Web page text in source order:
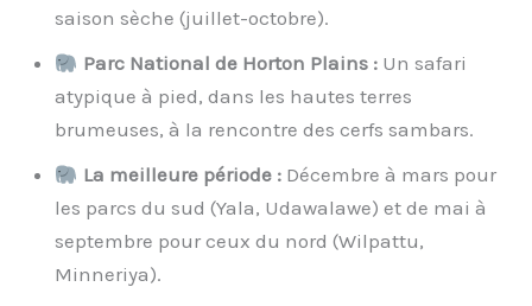
saison sèche (juillet-octobre).
Parc National de Horton Plains :Un safari
atypique à pied, dans les hautes terres
brumeuses, à la rencontre des cerfs sambars.
La meilleure période :Décembre à mars pour
les parcs du sud (Yala, Udawalawe) et de mai à
septembre pour ceux du nord (Wilpattu,
Minneriya).